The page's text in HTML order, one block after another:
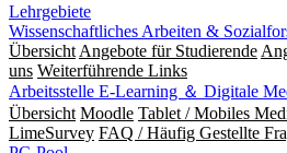
Lehrgebiete
Wissenschaftliches Arbeiten &
Übersicht Angebote für Studierende
uns Weiterführende Links
Arbeitsstelle E-Learning ＆ Digitale
Übersicht Moodle Tablet / Mobiles
LimeSurvey FAQ / Häufig Gestellte